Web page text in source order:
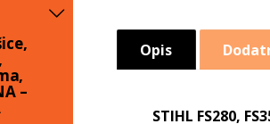
Opis
STIHL FS280,
–